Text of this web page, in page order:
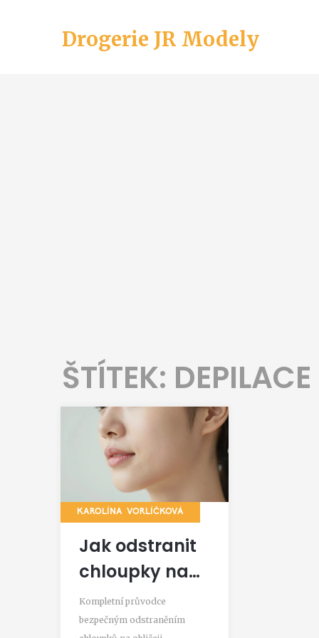
Drogerie JR Modely
ŠTÍTEK:
KAROLÍNA VORLÍČKOVÁ
Jak odstranit
chloupky na
obličeji:
Bezpečné
Kompletní průvodce
bezpečným odstraněním